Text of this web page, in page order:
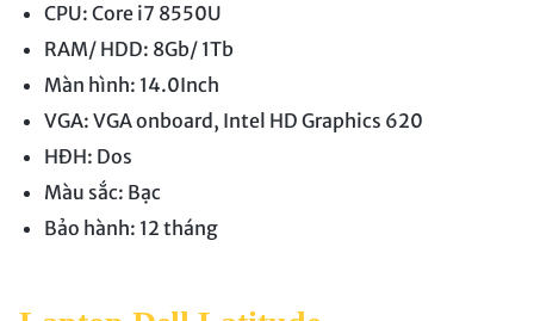
CPU: Core i7 8550U
RAM/ HDD: 8Gb/ 1Tb
Màn hình: 14.0Inch
VGA: VGA onboard, Intel HD Graphics 620
HĐH: Dos
Màu sắc: Bạc
Bảo hành: 12 tháng